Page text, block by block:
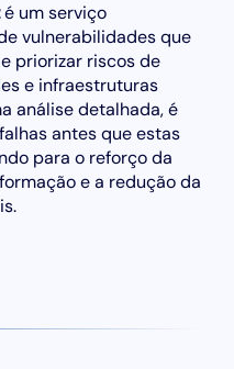
é um serviço
vulnerabilidades que
priorizar riscos de
e infraestruturas
análise detalhada, é
antes que estas
para o reforço da
e a redução da